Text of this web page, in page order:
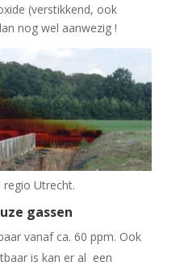
(verstikkend, ook
nog wel aanwezig !
regio Utrecht.
gassen
vanaf ca. 60 ppm. Ook
is kan er al een